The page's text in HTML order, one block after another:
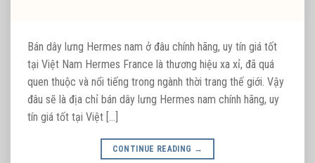
Bán dây lưng Hermes nam ở đâu chính hãng, uy tín giá tốt
tại Việt Nam Hermes France là thương hiệu xa xỉ, đã quá
quen thuộc và nổi tiếng trong ngành thời trang thế giới. Vậy
đâu sẽ là địa chỉ bán dây lưng Hermes nam chính hãng, uy
tín giá tốt tại Việt […]
CONTINUE READING →